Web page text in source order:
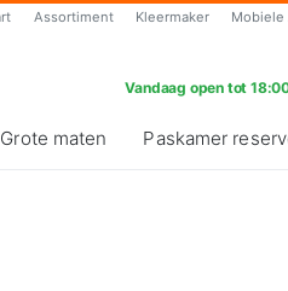
Assortiment Kleermaker Mobiele
Vandaag open tot
Grote maten Paskamer